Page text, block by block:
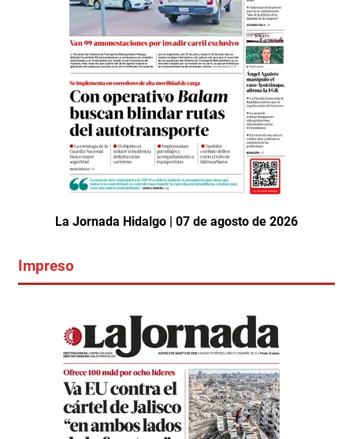
La Jornada Hidalgo | 07 de agosto de 2026
Impreso